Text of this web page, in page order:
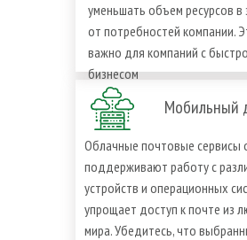
уменьшать объем ресурсов в
от потребностей компании.
важно для компаний с
бизнесом
Облачные почтовые сервисы
поддерживают работу с
устройств и операционных
упрощает доступ к почте из
мира. Убедитесь, что
Мобильный